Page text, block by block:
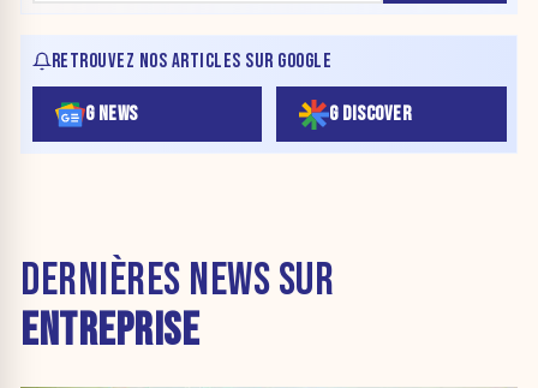
RETROUVEZ NOS ARTICLES SUR GOOGLE
G NEWS G DISCOVER
DERNIÈRES NEWS SUR
ENTREPRISE